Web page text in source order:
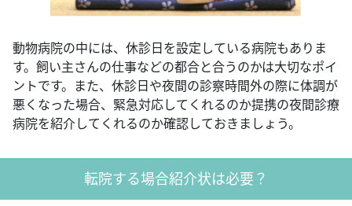
動物病院の中には、休診日を設定している病院もありま
す。飼い主さんの仕事などの都合と合うのかは大切なポイ
ントです。また、休診日や夜間の診察時間外の際に体調が
悪くなった場合、緊急対応してくれるのか提携の夜間診療
病院を紹介してくれるのか確認しておきましょう。
転院する場合紹介状は必要？